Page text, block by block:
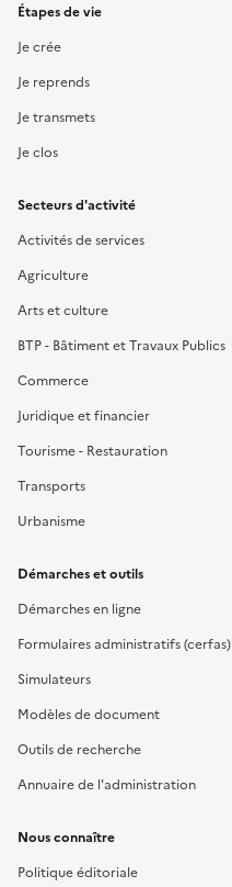
Étapes de vie
Je crée
Je reprends
Je transmets
Je clos
Secteurs d'activité
Activités de services
Agriculture
Arts et culture
BTP - Bâtiment et Travaux Publics
Commerce
Juridique et financier
Tourisme - Restauration
Transports
Urbanisme
Démarches et outils
Démarches en ligne
Formulaires administratifs (cerfas)
Simulateurs
Modèles de document
Outils de recherche
Annuaire de l'administration
Nous connaître
Politique éditoriale